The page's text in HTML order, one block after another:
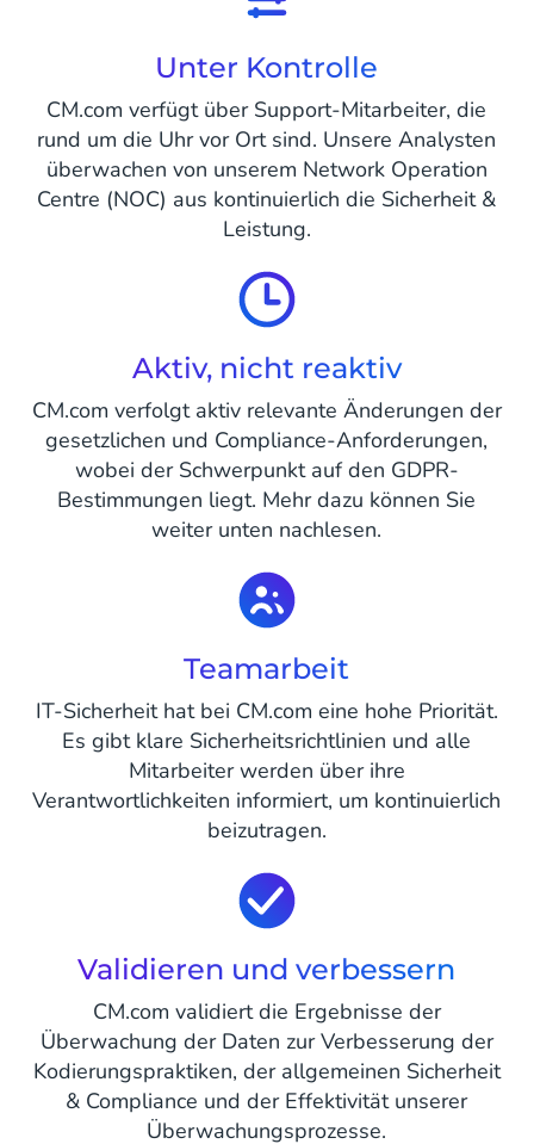
Unter Kontrolle
CM.com verfügt über Support-Mitarbeiter, die
rund um die Uhr vor Ort sind. Unsere Analysten
überwachen von unserem Network Operation
Centre (NOC) aus kontinuierlich die Sicherheit &
Leistung.
Aktiv, nicht reaktiv
CM.com verfolgt aktiv relevante Änderungen der
gesetzlichen und Compliance-Anforderungen,
wobei der Schwerpunkt auf den GDPR-
Bestimmungen liegt. Mehr dazu können Sie
weiter unten nachlesen.
Teamarbeit
IT-Sicherheit hat bei CM.com eine hohe Priorität.
Es gibt klare Sicherheitsrichtlinien und alle
Mitarbeiter werden über ihre
Verantwortlichkeiten informiert, um kontinuierlich
beizutragen.
Validieren und verbessern
CM.com validiert die Ergebnisse der
Überwachung der Daten zur Verbesserung der
Kodierungspraktiken, der allgemeinen Sicherheit
& Compliance und der Effektivität unserer
Überwachungsprozesse.